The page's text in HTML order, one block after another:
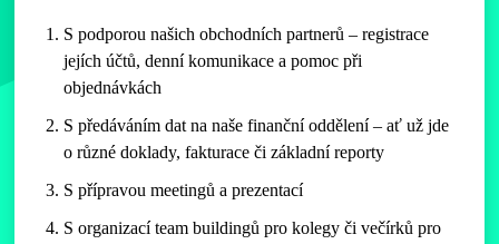
S podporou našich obchodních partnerů – registrace
jejích účtů, denní komunikace a pomoc při
objednávkách
S předáváním dat na naše finanční oddělení – ať už jde
o různé doklady, fakturace či základní reporty
S přípravou meetingů a prezentací
S organizací team buildingů pro kolegy či večírků pro